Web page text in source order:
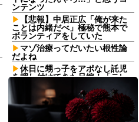
ンテンツ
【悲報】中居正広「俺が来た
ことは内緒だべ」極秘で熊本で
ボランティアをしていた
マゾ治療ってだいたい根性論
だよね
休日に甥っ子をアポなし託児
を押し付けてきた兄嫁！「テレ
ビでも見せといてw」と言うので
『Gガンダム』を一気見させた結
果……甥っ子が重度の中二病を
発症して家で大暴れｗｗ